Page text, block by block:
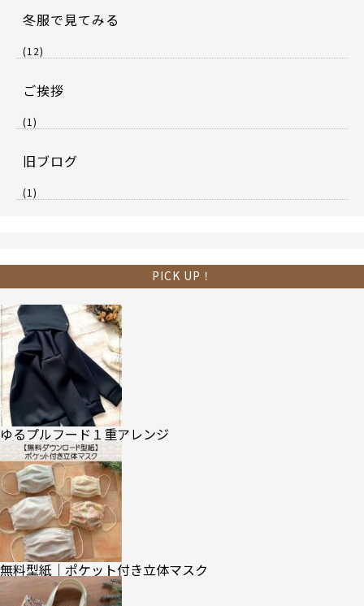
冬服で見てみる
(12)
ご挨拶
(1)
旧ブログ
(1)
PICK UP！
ゆるプルフード１重アレンジ
無料型紙｜ポケット付き立体マスク